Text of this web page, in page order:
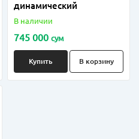
динамический
В наличии
745 000 сум
Купить В корзину